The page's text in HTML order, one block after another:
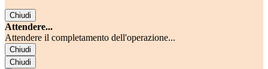
Chiudi
Attendere...
Attendere il completamento dell'operazione...
Chiudi
Chiudi